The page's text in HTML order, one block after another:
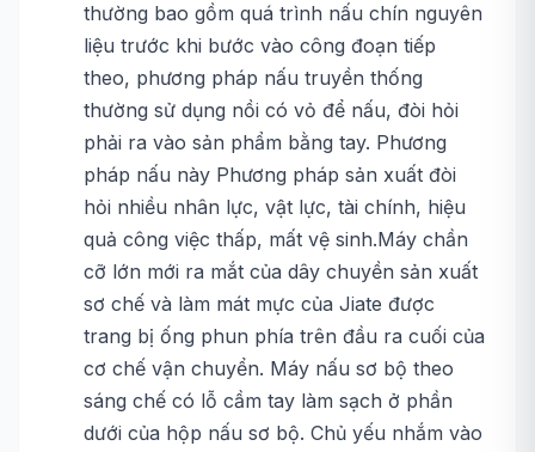
thường bao gồm quá trình nấu chín nguyên
liệu trước khi bước vào công đoạn tiếp
theo, phương pháp nấu truyền thống
thường sử dụng nồi có vỏ để nấu, đòi hỏi
phải ra vào sản phẩm bằng tay. Phương
pháp nấu này Phương pháp sản xuất đòi
hỏi nhiều nhân lực, vật lực, tài chính, hiệu
quả công việc thấp, mất vệ sinh.Máy chần
cỡ lớn mới ra mắt của dây chuyền sản xuất
sơ chế và làm mát mực của Jiate được
trang bị ống phun phía trên đầu ra cuối của
cơ chế vận chuyển. Máy nấu sơ bộ theo
sáng chế có lỗ cầm tay làm sạch ở phần
dưới của hộp nấu sơ bộ. Chủ yếu nhắm vào